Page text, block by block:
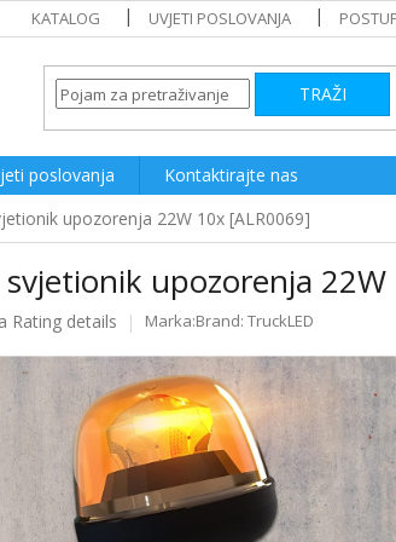
KATALOG UVJETI POSLOVANJA
TRAŽI
poslovanja
Kontaktirajte nas
upozorenja 22W 10x [ALR0069]
svjetionik upozorenja
Rating details Brand: TruckLED